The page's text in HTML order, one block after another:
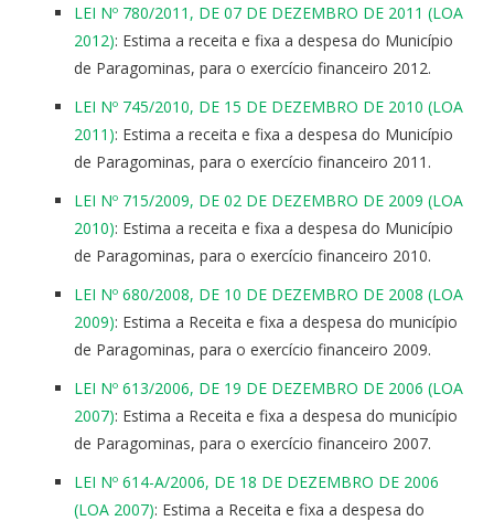
LEI Nº 780/2011, DE 07 DE DEZEMBRO DE 2011 (LOA
2012): Estima a receita e fixa a despesa do Município
de Paragominas, para o exercício financeiro 2012.
LEI Nº 745/2010, DE 15 DE DEZEMBRO DE 2010 (LOA
2011): Estima a receita e fixa a despesa do Município
de Paragominas, para o exercício financeiro 2011.
LEI Nº 715/2009, DE 02 DE DEZEMBRO DE 2009 (LOA
2010): Estima a receita e fixa a despesa do Município
de Paragominas, para o exercício financeiro 2010.
LEI Nº 680/2008, DE 10 DE DEZEMBRO DE 2008 (LOA
2009): Estima a Receita e fixa a despesa do município
de Paragominas, para o exercício financeiro 2009.
LEI Nº 613/2006, DE 19 DE DEZEMBRO DE 2006 (LOA
2007): Estima a Receita e fixa a despesa do município
de Paragominas, para o exercício financeiro 2007.
LEI Nº 614-A/2006, DE 18 DE DEZEMBRO DE 2006
(LOA 2007): Estima a Receita e fixa a despesa do